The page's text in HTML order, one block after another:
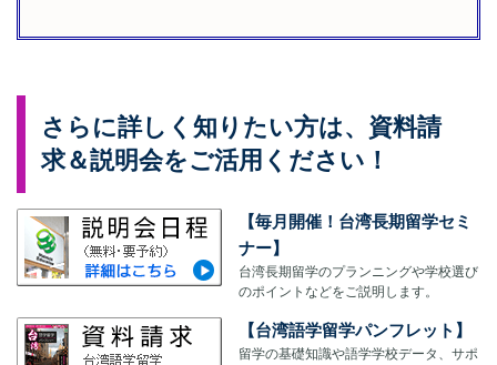
さらに詳しく知りたい方は、資料請
求＆説明会をご活用ください！
【毎月開催！台湾長期留学セミ
ナー】
台湾長期留学のプランニングや学校選び
のポイントなどをご説明します。
【台湾語学留学パンフレット】
留学の基礎知識や語学学校データ、サポ